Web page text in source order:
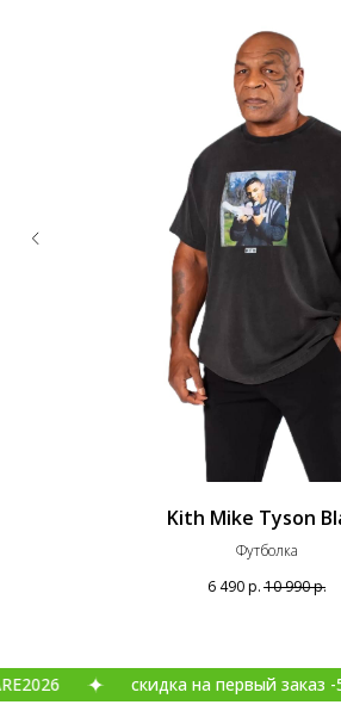
Kith Mike Tyson
Футболка
6 490р. 10 990р.
скидка на первый заказ -5% по